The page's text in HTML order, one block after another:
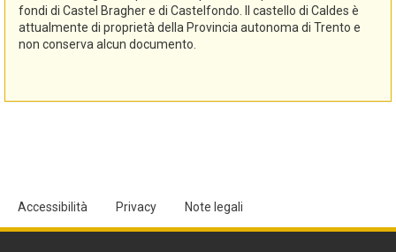
fondi di Castel Bragher e di Castelfondo. Il castello di Caldes è
attualmente di proprietà della Provincia autonoma di Trento e
non conserva alcun documento.
Accessibilità Privacy Note legali